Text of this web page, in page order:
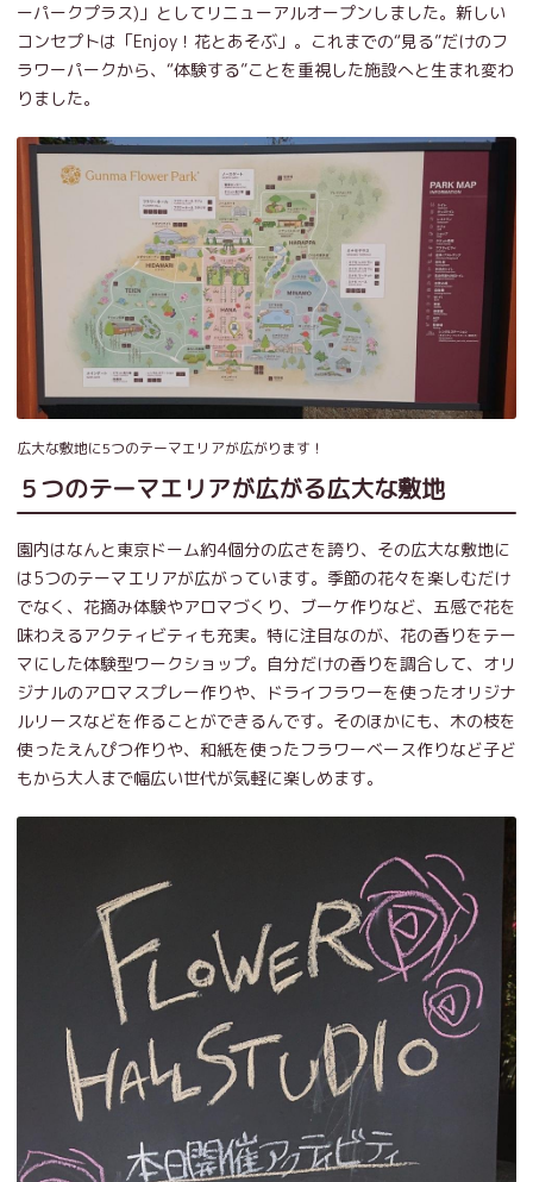
ーパークプラス)」としてリニューアルオープンしました。新しい
コンセプトは「Enjoy！花とあそぶ」。これまでの“見る”だけのフ
ラワーパークから、“体験する”ことを重視した施設へと生まれ変わ
りました。
広大な敷地に5つのテーマエリアが広がります！
５つのテーマエリアが広がる広大な敷地
園内はなんと東京ドーム約4個分の広さを誇り、その広大な敷地に
は5つのテーマエリアが広がっています。季節の花々を楽しむだけ
でなく、花摘み体験やアロマづくり、ブーケ作りなど、五感で花を
味わえるアクティビティも充実。特に注目なのが、花の香りをテー
マにした体験型ワークショップ。自分だけの香りを調合して、オリ
ジナルのアロマスプレー作りや、ドライフラワーを使ったオリジナ
ルリースなどを作ることができるんです。そのほかにも、木の枝を
使ったえんぴつ作りや、和紙を使ったフラワーベース作りなど子ど
もから大人まで幅広い世代が気軽に楽しめます。